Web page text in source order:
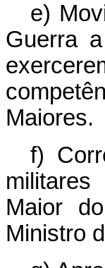
e)
Guerra
Maiores.
f)
Maior
Ministro